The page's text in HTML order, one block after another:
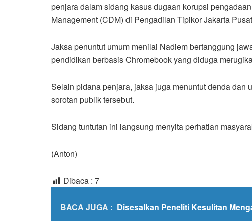
penjara dalam sidang kasus dugaan korupsi
Management (CDM) di Pengadilan Tipikor Jakarta
Jaksa penuntut umum menilai Nadiem bertanggung
pendidikan berbasis Chromebook yang diduga
Selain pidana penjara, jaksa juga menuntut denda dan
sorotan publik tersebut.
Sidang tuntutan ini langsung menyita perhatian
(Anton)
Dibaca : 7
BACA JUGA : Disesalkan Peneliti Kesulitan